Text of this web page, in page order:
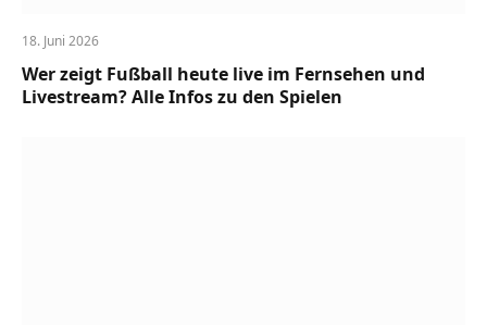
18. Juni 2026
Wer zeigt Fußball heute live im Fernsehen und
Livestream? Alle Infos zu den Spielen